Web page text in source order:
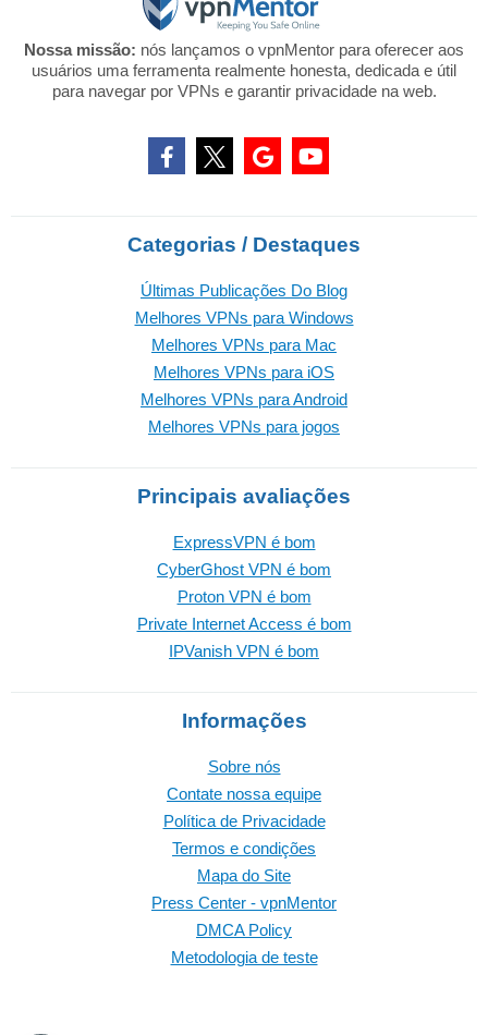
Nossa missão: nós lançamos o vpnMentor para oferecer aos
usuários uma ferramenta realmente honesta, dedicada e útil
para navegar por VPNs e garantir privacidade na web.
Categorias / Destaques
Últimas Publicações Do Blog
Melhores VPNs para Windows
Melhores VPNs para Mac
Melhores VPNs para iOS
Melhores VPNs para Android
Melhores VPNs para jogos
Principais avaliações
ExpressVPN é bom
CyberGhost VPN é bom
Proton VPN é bom
Private Internet Access é bom
IPVanish VPN é bom
Informações
Sobre nós
Contate nossa equipe
Política de Privacidade
Termos e condições
Mapa do Site
Press Center - vpnMentor
DMCA Policy
Metodologia de teste